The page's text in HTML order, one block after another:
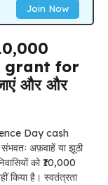
Join Now
grant for
और और
Day cash
अफ़वाहें या झूठी
को ₹10,000
किया है। स्वतंत्रता